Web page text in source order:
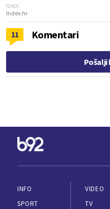
Izvor:
Index.hr
11 Komentari
INFO
SPORT
VIDEO
TV